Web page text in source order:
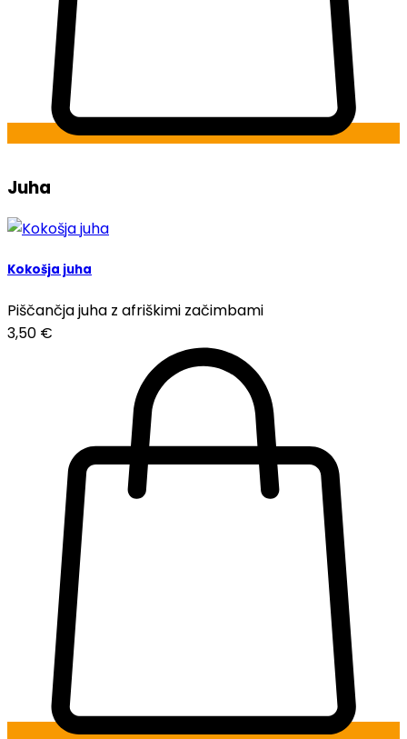
Juha
Kokošja juha
Piščančja juha z afriškimi začimbami
3,50 €